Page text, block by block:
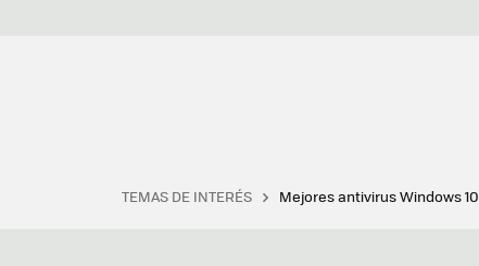
TEMAS DE INTERÉS Mejores antivirus Windows 10